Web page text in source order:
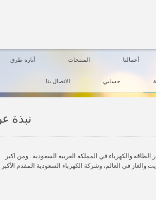
أعمالنا المنتجات أنارة طرق
حسابي الاتصال بنا
نبذة
والكهرباء في المملكة العربية السعودية . ومن اكبر
في العالم، وشركة الكهرباء السعودية المقدم الأكبر